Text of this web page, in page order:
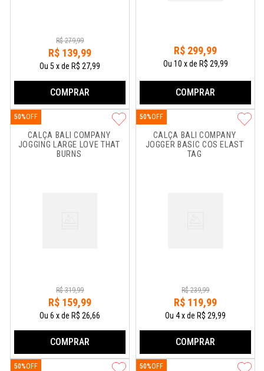
R$ 279,99
R$ 139,99
Ou5 xde R$ 27,99
COMPRAR
R$ 299,99
Ou 10 xde R$ 29,99
COMPRAR
CALÇA BALI COMPANY
JOGGING LARGE LOVE THAT
BURNS
50%
R$ 319,99
R$ 159,99
Ou6 xde R$ 26,66
COMPRAR
CALÇA BALI COMPANY
JOGGER BASIC COS ELAST
TAG
50%
R$ 239,99
R$ 119,99
Ou4xde R$ 29,99
COMPRAR
50% 50%